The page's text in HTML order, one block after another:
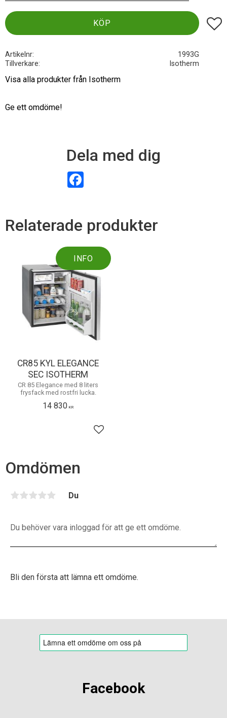
KÖP Lägg
Artikelnr
1993G
Tillverkare
Isotherm
Visa alla produkter från Isotherm
Ge ett omdöme!
Dela med dig
o
Omdömen
Du
Bli den första att lämna ett omdöme.
Relaterade produkter
CR85 KYL ELEGANCE
SEC ISOTHERM
CR 85 Elegance med 8 liters
frysfack med rostfri lucka.
14 830 KR
Lägg till i favoriter
INFO
Facebook